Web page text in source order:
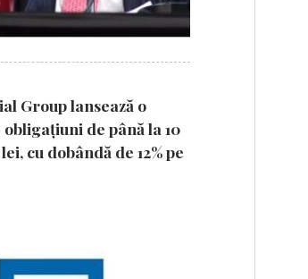
Group lansează o
de până la 10
cu dobândă de 12% pe